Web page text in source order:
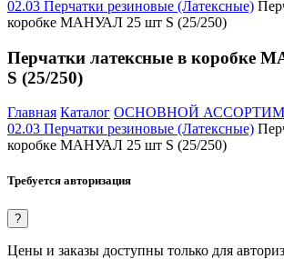
02.03 Перчатки резиновые (Латексные)
коробке МАНУАЛ 25 шт S (25/250)
Перчатки латексные в коробке
S (25/250)
Главная Каталог ОСНОВНОЙ
02.03 Перчатки резиновые (Латексные)
коробке МАНУАЛ 25 шт S (25/250)
Требуется авторизация
?
Цены и заказы доступны только для